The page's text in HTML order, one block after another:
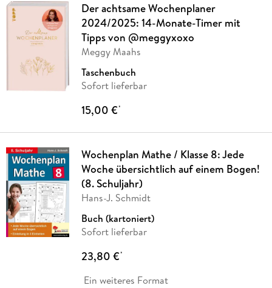
Der achtsame Wochenplaner
2024/2025: 14-Monate-Timer mit
Tipps von @meggyxoxo
Meggy Maahs
Taschenbuch
Sofort lieferbar
15,00 €*
Wochenplan Mathe / Klasse 8: Jede
Woche übersichtlich auf einem Bogen!
(8. Schuljahr)
Hans-J. Schmidt
Buch (kartoniert)
Sofort lieferbar
23,80 €*
Ein weiteres Format